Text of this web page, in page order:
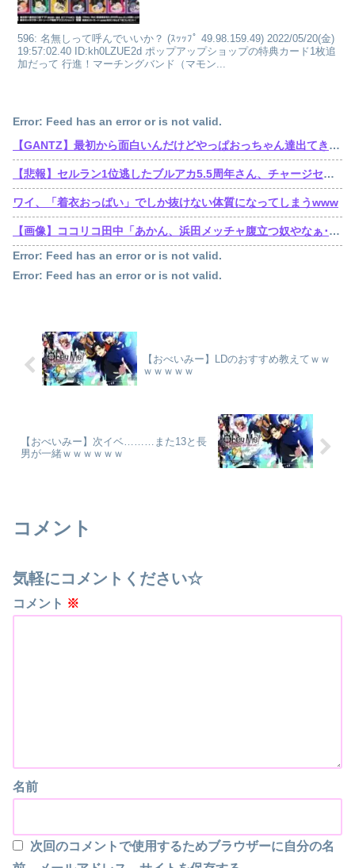
596: 名無しって呼んでいいか？ (ｽｯｯﾌﾟ 49.98.159.49) 2022/05/20(金)
19:57:02.40 ID:kh0LZUE2d ポップアップショップの特典カード1枚追
加だって 行進！マーチングバンド（マモン...
Error: Feed has an error or is not valid.
【GANTZ】最初から面白いんだけどやっぱおっちゃん達出てきてから加速しだすなって…
【悲報】セルラン1位逃したブルアカ5.5周年さん、チャージセンターを言い訳にするも他のソシャゲもチャージセンター在りきでセルラン1位取ってることを指摘される
ワイ、「着衣おっばい」でしか抜けない体質になってしまうwww
【画像】ココリコ田中「あかん、浜田メッチャ腹立つ奴やなぁ･････････せや！」⇒！！
Error: Feed has an error or is not valid.
Error: Feed has an error or is not valid.
【おべいみー】LDのおすすめ教えてｗｗ
ｗｗｗｗｗ
【おべいみー】次イベ………また13と長
男が一緒ｗｗｗｗｗｗ
コメント
気軽にコメントください☆
コメント ※
名前
次回のコメントで使用するためブラウザーに自分の名